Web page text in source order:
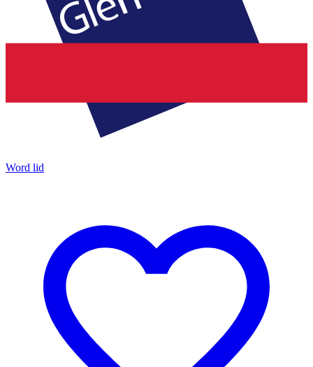
Word lid